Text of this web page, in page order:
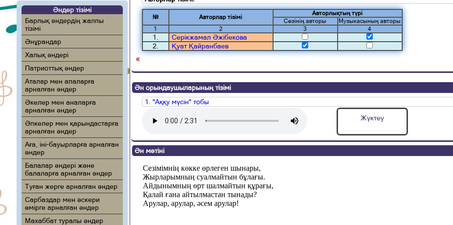
Әндер тізімі
Барлық әндердің жалпы
тізімі
Әнұрандар
Халық әндері
Патриоттық әндер
Аталар мен апаларға
арналған әндер
Әкелер мен аналарға
арналған әндер
Әпкелер мен қарындастарға
арналған әндер
Аға, іні-бауырларға арналған
әндер
Балалар әндері және
балаларға арналған әндер
Туған жерге арналған әндер
Сарбаздар мен әскери
өмірге арналған әндер
Махаббат туралы әндер
№ Авторлар тізімі
Авторлықтың түрі
Сөзінің авторы
Музыкасының авторы
1
2 3 4
1.
Серікжамал Әжібекова
2.
Қуат Қайранбаев
«
Ән орындаушыларының тізімі
1. "Аққу мүсін" тобы
Жүктеу
Ән мәтіні
Сезімімнің көкке өрлеген шынары,
Жырларымның суалмайтын бұлағы.
Айдынымның өрт шалмайтын құрағы,
Қалай ғана айтылмастан тынады?
Арулар, арулар, әсем арулар!